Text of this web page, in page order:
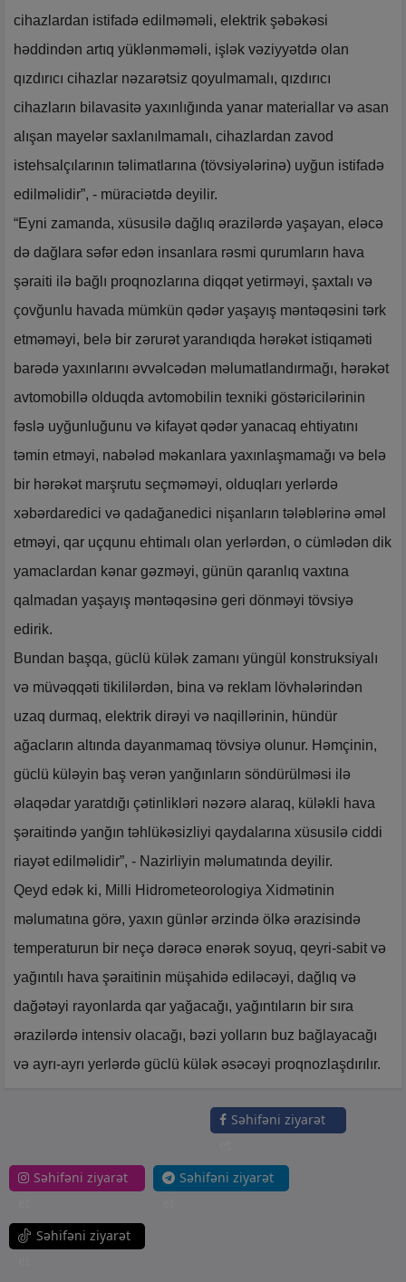
cihazlardan istifadə edilməməli, elektrik şəbəkəsi
həddindən artıq yüklənməməli, işlək vəziyyətdə olan
qızdırıcı cihazlar nəzarətsiz qoyulmamalı, qızdırıcı
cihazların bilavasitə yaxınlığında yanar materiallar və asan
alışan mayelər saxlanılmamalı, cihazlardan zavod
istehsalçılarının təlimatlarına (tövsiyələrinə) uyğun istifadə
edilməlidir”, - müraciətdə deyilir.
“Eyni zamanda, xüsusilə dağlıq ərazilərdə yaşayan, eləcə
də dağlara səfər edən insanlara rəsmi qurumların hava
şəraiti ilə bağlı proqnozlarına diqqət yetirməyi, şaxtalı və
çovğunlu havada mümkün qədər yaşayış məntəqəsini tərk
etməməyi, belə bir zərurət yarandıqda hərəkət istiqaməti
barədə yaxınlarını əvvəlcədən məlumatlandırmağı, hərəkət
avtomobillə olduqda avtomobilin texniki göstəricilərinin
fəslə uyğunluğunu və kifayət qədər yanacaq ehtiyatını
təmin etməyi, nabələd məkanlara yaxınlaşmamağı və belə
bir hərəkət marşrutu seçməməyi, olduqları yerlərdə
xəbərdaredici və qadağanedici nişanların tələblərinə əməl
etməyi, qar uçqunu ehtimalı olan yerlərdən, o cümlədən dik
yamaclardan kənar gəzməyi, günün qaranlıq vaxtına
qalmadan yaşayış məntəqəsinə geri dönməyi tövsiyə
edirik.
Bundan başqa, güclü külək zamanı yüngül konstruksiyalı
və müvəqqəti tikililərdən, bina və reklam lövhələrindən
uzaq durmaq, elektrik dirəyi və naqillərinin, hündür
ağacların altında dayanmamaq tövsiyə olunur. Həmçinin,
güclü küləyin baş verən yanğınların söndürülməsi ilə
əlaqədar yaratdığı çətinlikləri nəzərə alaraq, küləkli hava
şəraitində yanğın təhlükəsizliyi qaydalarına xüsusilə ciddi
riayət edilməlidir”, - Nazirliyin məlumatında deyilir.
Qeyd edək ki, Milli Hidrometeorologiya Xidmətinin
məlumatına görə, yaxın günlər ərzində ölkə ərazisində
temperaturun bir neçə dərəcə enərək soyuq, qeyri-sabit və
yağıntılı hava şəraitinin müşahidə ediləcəyi, dağlıq və
dağətəyi rayonlarda qar yağacağı, yağıntıların bir sıra
ərazilərdə intensiv olacağı, bəzi yolların buz bağlayacağı
və ayrı-ayrı yerlərdə güclü külək əsəcəyi proqnozlaşdırılır.
Səhifəni ziyarət
Səhifəni ziyarət
Səhifəni ziyarət
Səhifəni ziyarət